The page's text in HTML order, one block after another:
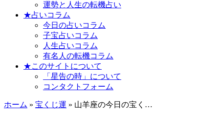
運勢と人生の転機占い
★占いコラム
今日の占いコラム
子宝占いコラム
人生占いコラム
有名人の転機コラム
★このサイトについて
「星告の時」について
コンタクトフォーム
ホーム » 宝くじ運 » 山羊座の今日の宝く…